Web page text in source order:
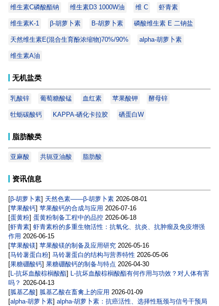
维生素C磷酸酯钠 维生素D3 1000W油 维 C 虾青素
维生素K-1 β-胡萝卜素 Β-胡萝卜素 磷酸维生素 E 二钠盐
天然维生素E(混合生育酚浓缩物)70%/90% alpha-胡萝卜素
维生素A油
无机盐类
乳酸锌 葡萄糖酸锰 血红素 苹果酸钾 酵母锌
牡蛎碳酸钙 KAPPA-硒化卡拉胶 硒蛋白W
脂肪酸类
亚麻酸 共轭亚油酸 脂肪酸
资讯信息
[β-胡萝卜素] 天然色素——β-胡萝卜素 2026-08-01
[苹果酸钙] 苹果酸钙的合成与应用 2026-07-16
[蛋黄粉] 蛋黄粉制备工程中的品控 2026-06-18
[虾青素] 虾青素粉的多重生物活性：抗氧化、抗炎、抗肿瘤及免疫增强
作用 2026-06-15
[苹果酸镁] 苹果酸镁的制备及应用研究 2026-05-16
[马铃薯蛋白粉] 马铃薯蛋白的结构与营养特性 2026-05-06
[果糖硼酸钙] 果糖硼酸钙的制备与特点 2026-04-30
[L-抗坏血酸棕榈酸酯] L-抗坏血酸棕榈酸酯有何作用与功效？对人体有害
吗？ 2026-04-13
[胍基乙酸] 胍基乙酸在畜禽上的应用 2026-01-09
[alpha-胡萝卜素] alpha-胡萝卜素：抗癌活性、选择性瓶颈与信号干预局